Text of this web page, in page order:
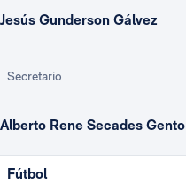
Jesús Gunderson Gálvez
Secretario
Alberto Rene Secades Gento
Fútbol